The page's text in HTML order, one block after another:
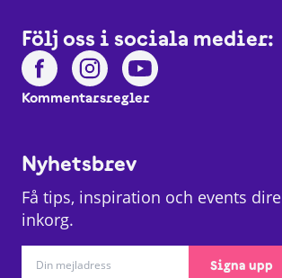
Följ oss i sociala medier:
Kommentarsregler
Nyhetsbrev
Få tips, inspiration och events
inkorg.
Signa upp